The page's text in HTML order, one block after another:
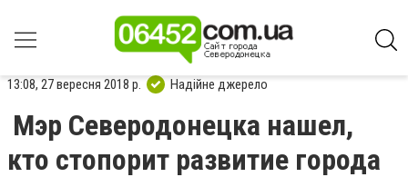
13:08, 27 вересня 2018 р. Надійне джерело
Мэр Северодонецка нашел,
кто стопорит развитие города